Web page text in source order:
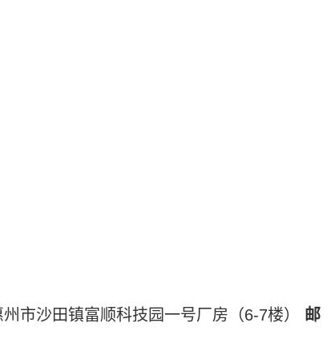
州市沙田镇富顺科技园一号厂房（6-7楼）
邮